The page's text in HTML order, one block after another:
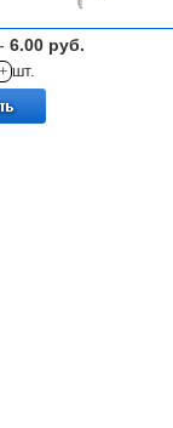
6.00 руб.
+ шт.